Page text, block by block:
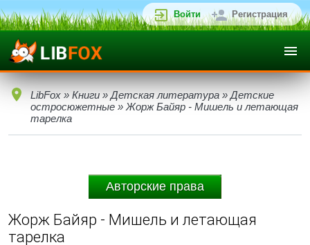
Войти Регистрация
LibFox » Книги » Детская литература » Детские
остросюжетные » Жорж Байяр - Мишель и летающая
тарелка
Авторские права
Жорж Байяр - Мишель и летающая
тарелка